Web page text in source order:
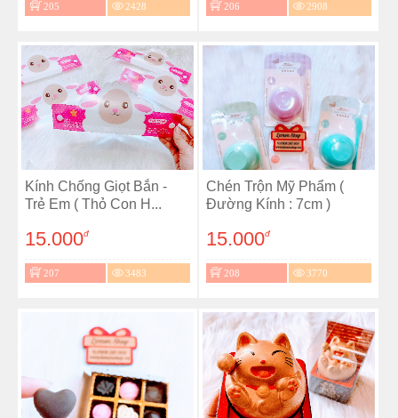
205 2428 206 2908
Kính Chống Giọt Bắn -
Trẻ Em ( Thỏ Con H...
15.000đ
207 3483
Chén Trộn Mỹ Phẩm (
Đường Kính : 7cm )
15.000đ
208 3770